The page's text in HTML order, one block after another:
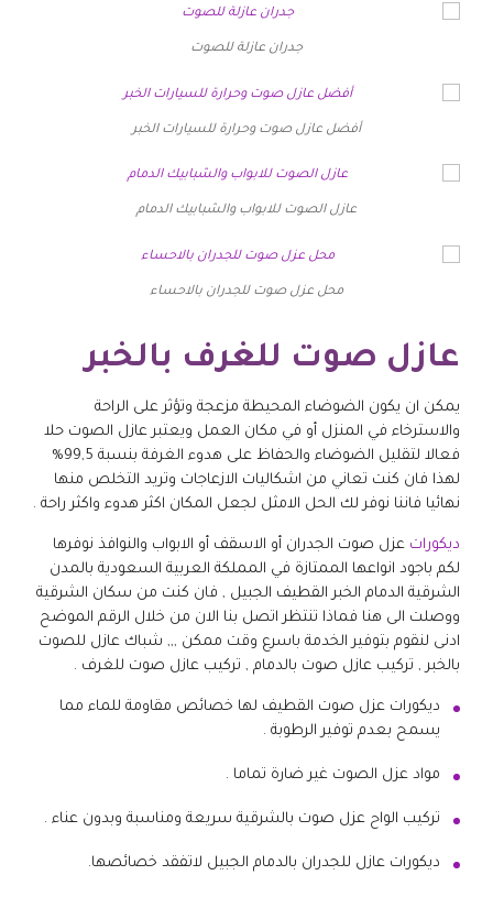
جدران عازلة للصوت
أفضل عازل صوت وحرارة للسيارات الخبر
عازل الصوت للابواب والشبابيك الدمام
محل عزل صوت للجدران بالاحساء
عازل صوت للغرف بالخبر
يمكن ان يكون الضوضاء المحيطة مزعجة وتؤثر على الراحة
والاسترخاء في المنزل أو في مكان العمل ويعتبر عازل الصوت حلا
فعالا لتقليل الضوضاء والحفاظ على هدوء الغرفة بنسبة 99,5%
لهذا فان كنت تعاني من اشكاليات الازعاجات وتريد التخلص منها
نهائيا فاننا نوفر لك الحل الامثل لجعل المكان اكثر هدوء واكثر راحة .
ديكورات عزل صوت الجدران أو الاسقف أو الابواب والنوافذ نوفرها
لكم باجود انواعها الممتازة في المملكة العربية السعودية بالمدن
الشرقية الدمام الخبر القطيف الجبيل , فان كنت من سكان الشرقية
ووصلت الى هنا فماذا تنتظر اتصل بنا الان من خلال الرقم الموضح
ادنى لنقوم بتوفير الخدمة باسرع وقت ممكن ,,, شباك عازل للصوت
بالخبر , تركيب عازل صوت بالدمام , تركيب عازل صوت للغرف .
ديكورات عزل صوت القطيف لها خصائص مقاومة للماء مما
يسمح بعدم توفير الرطوبة .
مواد عزل الصوت غير ضارة تماما .
تركيب الواح عزل صوت بالشرقية سريعة ومناسبة وبدون عناء .
ديكورات عازل للجدران بالدمام الجبيل لاتفقد خصائصها.